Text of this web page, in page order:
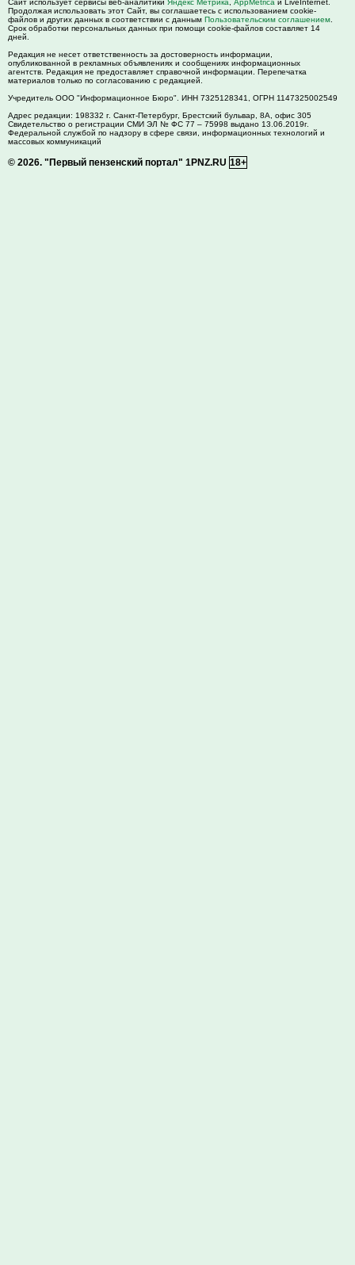
Продолжая использовать этот Сайт, вы соглашаетесь с использованием cookie-
файлов и других данных в соответствии с данным Пользовательским соглашением
Срок обработки персональных данных при помощи cookie-файлов составляет 14
дней.
Редакция не несет ответственность за достоверность информации,
опубликованной в рекламных объявлениях и сообщениях информационных
агентств. Редакция не предоставляет справочной информации. Перепечатка
материалов только по согласованию с редакцией.
Учредитель ООО "Информационное Бюро". ИНН 7325128341, ОГРН 1147325002549
Адрес редакции: 198332 г. Санкт-Петербург, Брестский бульвар, 8А, офис 305
Свидетельство о регистрации СМИ ЭЛ № ФС 77 – 75998 выдано 13.06.2019г.
Федеральной службой по надзору в сфере связи, информационных технологий и
массовых коммуникаций
© 2026. "Первый пензенский портал" 1PNZ.RU 18+